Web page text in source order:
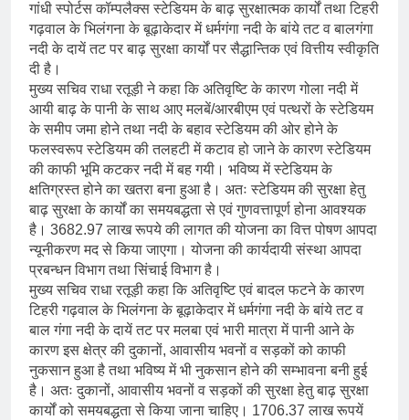
गांधी स्पोर्टस कॉम्पलैक्स स्टेडियम के बाढ़ सुरक्षात्मक कार्यों तथा टिहरी
गढ़वाल के भिलंगना के बूढ़ाकेदार में धर्मगंगा नदी के बांये तट व बालगंगा
नदी के दायें तट पर बाढ़ सुरक्षा कार्यों पर सैद्धान्तिक एवं वित्तीय स्वीकृति
दी है।
मुख्य सचिव राधा रतूड़ी ने कहा कि अतिवृष्टि के कारण गोला नदी में
आयी बाढ़ के पानी के साथ आए मलबें/आरबीएम एवं पत्थरों के स्टेडियम
के समीप जमा होने तथा नदी के बहाव स्टेडियम की ओर होने के
फलस्वरूप स्टेडियम की तलहटी में कटाव हो जाने के कारण स्टेडियम
की काफी भूमि कटकर नदी में बह गयी। भविष्य में स्टेडियम के
क्षतिग्रस्त होने का खतरा बना हुआ है। अतः स्टेडियम की सुरक्षा हेतु
बाढ़ सुरक्षा के कार्यों का समयबद्धता से एवं गुणवत्तापूर्ण होना आवश्यक
है। 3682.97 लाख रूपये की लागत की योजना का वित्त पोषण आपदा
न्यूनीकरण मद से किया जाएगा। योजना की कार्यदायी संस्था आपदा
प्रबन्धन विभाग तथा सिंचाई विभाग है।
मुख्य सचिव राधा रतूड़ी कहा कि अतिवृष्टि एवं बादल फटने के कारण
टिहरी गढ़वाल के भिलंगना के बूढ़ाकेदार में धर्मगंगा नदी के बांये तट व
बाल गंगा नदी के दायें तट पर मलबा एवं भारी मात्रा में पानी आने के
कारण इस क्षेत्र की दुकानों, आवासीय भवनों व सड़कों को काफी
नुकसान हुआ है तथा भविष्य में भी नुकसान होने की सम्भावना बनी हुई
है। अतः दुकानों, आवासीय भवनों व सड़कों की सुरक्षा हेतु बाढ़ सुरक्षा
कार्यों को समयबद्धता से किया जाना चाहिए। 1706.37 लाख रूपयें